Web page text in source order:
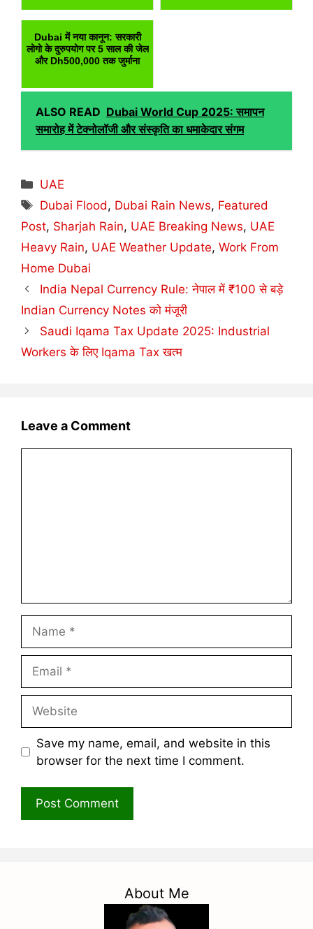
Dubai में नया कानून: सरकारी
लोगो के दुरुपयोग पर 5 साल की जेल
और Dh500,000 तक जुर्माना
ALSO READ Dubai World Cup 2025: समापन
समारोह में टेक्नोलॉजी और संस्कृति का धमाकेदार संगम
Categories
UAE
Tags
Dubai Flood, Dubai Rain News, Featured
Post, Sharjah Rain, UAE Breaking News, UAE
Heavy Rain, UAE Weather Update, Work From
Home Dubai
India Nepal Currency Rule: नेपाल में ₹100 से बड़े
Indian Currency Notes को मंजूरी
Saudi Iqama Tax Update 2025: Industrial
Workers के लिए Iqama Tax खत्म
Leave a Comment
Save my name, email, and website in this
browser for the next time I comment.
About Me